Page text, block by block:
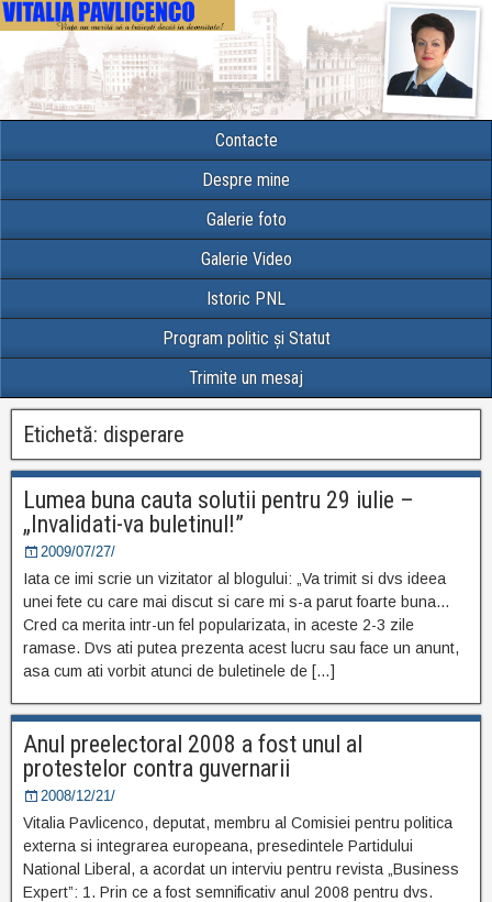
Contacte
Despre mine
Galerie foto
Galerie Video
Istoric PNL
Program politic și Statut
Trimite un mesaj
Etichetă: disperare
Lumea buna cauta solutii pentru 29 iulie –
„Invalidati-va buletinul!”
2009/07/27/
Iata ce imi scrie un vizitator al blogului: „Va trimit si dvs ideea
unei fete cu care mai discut si care mi s-a parut foarte buna…
Cred ca merita intr-un fel popularizata, in aceste 2-3 zile
ramase. Dvs ati putea prezenta acest lucru sau face un anunt,
asa cum ati vorbit atunci de buletinele de […]
Anul preelectoral 2008 a fost unul al
protestelor contra guvernarii
2008/12/21/
Vitalia Pavlicenco, deputat, membru al Comisiei pentru politica
externa si integrarea europeana, presedintele Partidului
National Liberal, a acordat un interviu pentru revista „Business
Expert”: 1. Prin ce a fost semnificativ anul 2008 pentru dvs.